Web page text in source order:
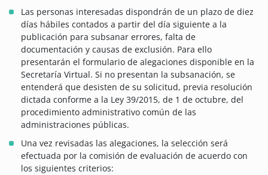
Las personas interesadas dispondrán de un plazo de diez
días hábiles contados a partir del día siguiente a la
publicación para subsanar errores, falta de
documentación y causas de exclusión. Para ello
presentarán el formulario de alegaciones disponible en la
Secretaría Virtual. Si no presentan la subsanación, se
entenderá que desisten de su solicitud, previa resolución
dictada conforme a la Ley 39/2015, de 1 de octubre, del
procedimiento administrativo común de las
administraciones públicas.
Una vez revisadas las alegaciones, la selección será
efectuada por la comisión de evaluación de acuerdo con
los siguientes criterios: